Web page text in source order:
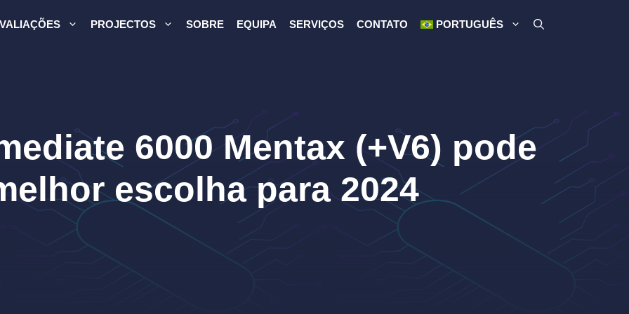
PROJECTOS SOBRE EQUIPA SERVIÇOS CONTATO PORTUGUÊS
6000 Mentax (+V6) pode
escolha para 2024